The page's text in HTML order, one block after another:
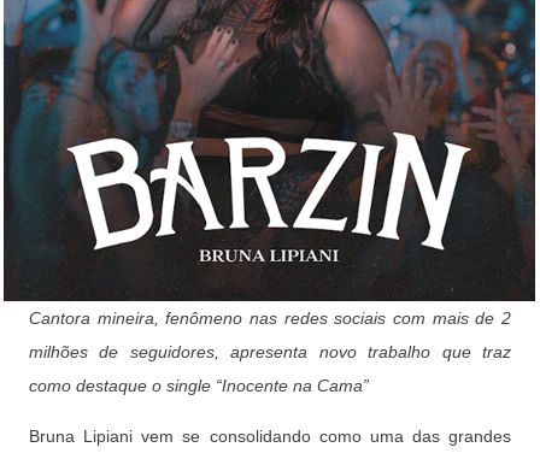
Cantora mineira, fenômeno nas redes sociais com mais de 2
milhões de seguidores, apresenta novo trabalho que traz
como destaque o single “Inocente na Cama”
Bruna Lipiani vem se consolidando como uma das grandes